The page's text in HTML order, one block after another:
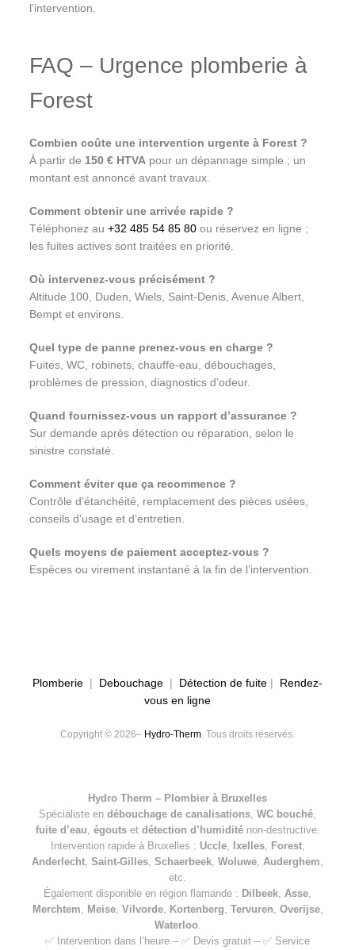
l’intervention.
FAQ – Urgence plomberie à
Forest
Combien coûte une intervention urgente à Forest ?
À partir de 150 € HTVA pour un dépannage simple ; un
montant est annoncé avant travaux.
Comment obtenir une arrivée rapide ?
Téléphonez au+32 485 54 85 80 ou réservez en ligne ;
les fuites actives sont traitées en priorité.
Où intervenez-vous précisément ?
Altitude 100, Duden, Wiels, Saint-Denis, Avenue Albert,
Bempt et environs.
Quel type de panne prenez-vous en charge ?
Fuites, WC, robinets, chauffe-eau, débouchages,
problèmes de pression, diagnostics d’odeur.
Quand fournissez-vous un rapport d’assurance ?
Sur demande après détection ou réparation, selon le
sinistre constaté.
Comment éviter que ça recommence ?
Contrôle d’étanchéité, remplacement des pièces usées,
conseils d’usage et d’entretien.
Quels moyens de paiement acceptez-vous ?
Espèces ou virement instantané à la fin de l’intervention.
Plomberie | Debouchage | Détection de fuite | Rendez-
vous en ligne
Copyright © 2026– Hydro-Therm . Tous droits réservés.
Hydro Therm – Plombier à Bruxelles
Spécialiste en débouchage de canalisations WC bouché
fuite d’eau égoutset détection d’humiditénon-destructive.
Intervention rapide à Bruxelles : Uccle, Ixelles, Forest,
Anderlecht Saint-Gilles Schaerbeek Woluwe Auderghem
etc.
Également disponible en région flamande : Dilbeek Asse
Merchtem
Meise, Vilvorde, Kortenberg Tervuren Overijse,
Waterloo.
✅ Intervention dans l’heure – ✅ Devis gratuit – ✅ Service